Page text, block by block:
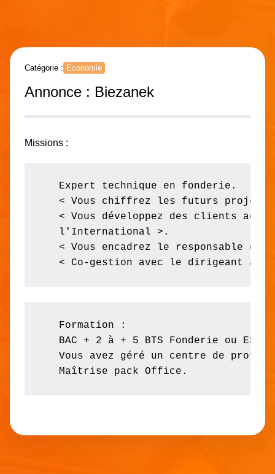
Catégorie : Economie
Annonce : Biezanek
Missions :
   Expert technique en fonderie.
< Vous chiffrez les futurs projets
< Vous développez des clients
   l'International >.
< Vous encadrez le responsable de
< Co-gestion avec le dirigeant
   Formation :
BAC + 2 à + 5 BTS Fonderie ou ESF
Vous avez géré un centre de profit
   Maîtrise pack Office.